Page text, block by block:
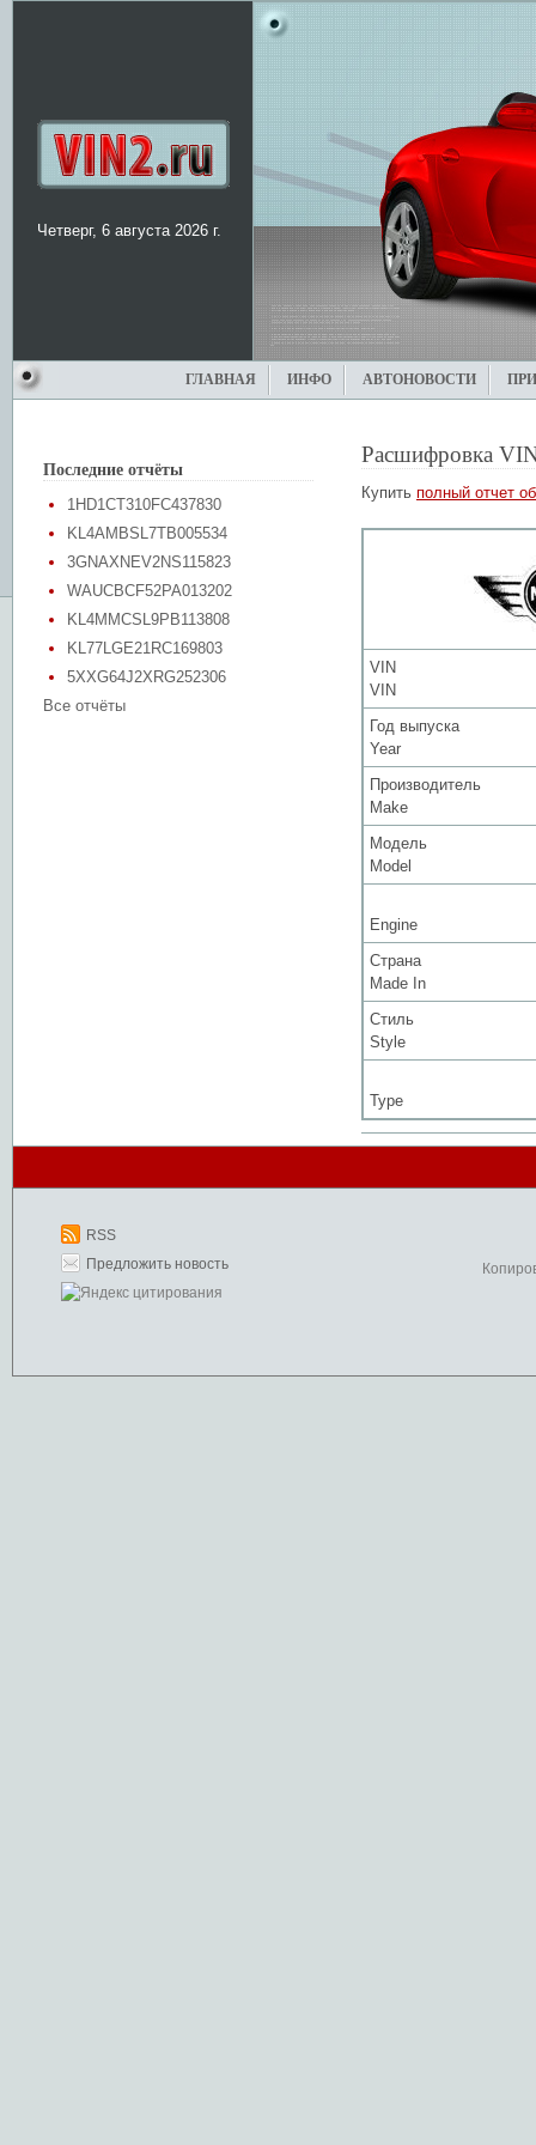
Четверг, 6 августа 2026 г.
ГЛАВНАЯ ИНФО АВТОНОВОСТИ
Последние отчёты
1HD1CT310FC437830
KL4AMBSL7TB005534
3GNAXNEV2NS115823
WAUCBCF52PA013202
KL4MMCSL9PB113808
KL77LGE21RC169803
5XXG64J2XRG252306
Все отчёты
Расшифровка
Купить полный отчет
VIN
VIN
Год выпуска
Year
Производитель
Make
Модель
Model
Engine
Страна
Made In
Стиль
Style
Type
RSS
Предложить новость